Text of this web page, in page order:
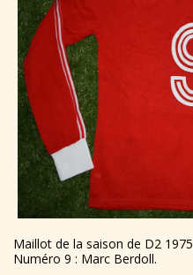
Maillot de la saison de D2
Numéro 9 : Marc Berdoll.